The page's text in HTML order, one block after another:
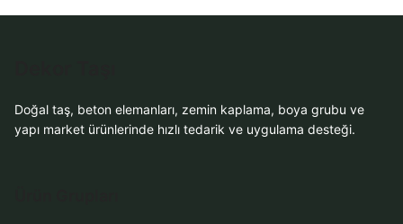
Doğal taş, beton elemanları, zemin kaplama, boya grubu ve
yapı market ürünlerinde hızlı tedarik ve uygulama desteği.